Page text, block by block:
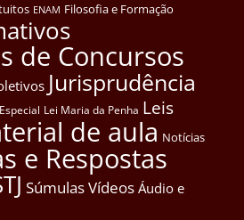
ENAM Filosofia e Formação
de Concursos
Jurisprudência
Lei Maria da Penha Leis
de aula Notícias
e Respostas
SúmulasVídeos Áudio e